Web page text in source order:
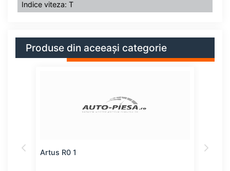
Indice viteza: T
Produse din aceeași categorie
Artus R0 1